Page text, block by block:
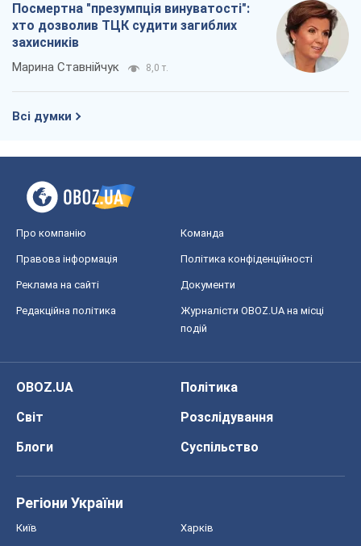
Посмертна "презумпція винуватості":
хто дозволив ТЦК судити загиблих
захисників
Марина Ставнійчук 8,0 т.
Всі думки
Про компанію Команда
Правова інформація Політика конфіденційності
Реклама на сайті Документи
Редакційна політика
Журналісти OBOZ.UA на місці
подій
OBOZ.UA
Політика
Світ
Розслідування
Блоги
Суспільство
Регіони України
Київ Харків